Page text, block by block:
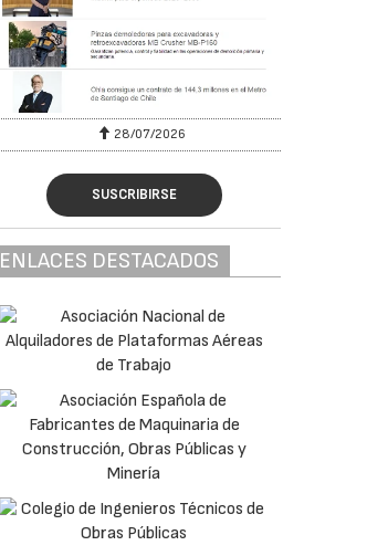
28/07/2026
SUSCRIBIRSE
ENLACES DESTACADOS